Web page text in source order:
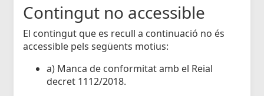
Contingut no accessible
El contingut que es recull a continuació no és
accessible pels següents motius:
a) Manca de conformitat amb el Reial
decret 1112/2018.